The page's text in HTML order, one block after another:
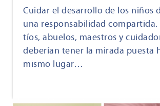
Cuidar el desarrollo de los niños
una responsabilidad compartida.
tíos, abuelos, maestros y
deberían tener la mirada puesta
mismo lugar…